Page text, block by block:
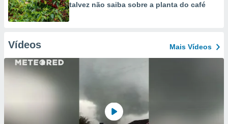
talvez não saiba sobre a planta do café
Vídeos Mais Vídeos